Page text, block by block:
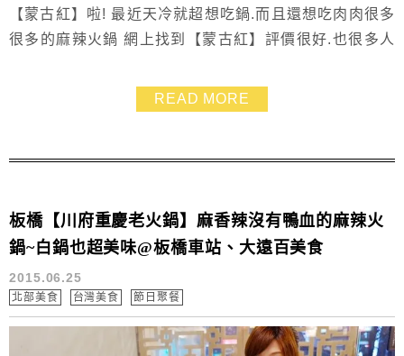
【蒙古紅】啦! 最近天冷就超想吃鍋.而且還想吃肉肉很多
很多的麻辣火鍋 網上找到【蒙古紅】評價很好.也很多人
餐時段都客滿.只能8點過後再來~~ 所以我乾脆安排下午
茶晚點吃.然後坐捷運慢慢晃去東區逛個服飾店再去吃晚
DIY.到了八點才餓
READ MORE
板橋【川府重慶老火鍋】麻香辣沒有鴨血的麻辣火
鍋~白鍋也超美味@板橋車站、大遠百美食
2015.06.25
北部美食 台灣美食 節日聚餐